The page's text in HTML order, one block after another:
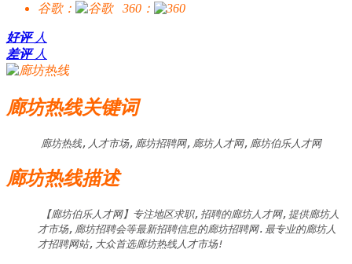
谷歌：
360：
好评 人
差评 人
廊坊热线关键词
廊坊热线,人才市场,廊坊招聘网,廊坊人才网,廊坊伯乐人才网
廊坊热线描述
【廊坊伯乐人才网】专注地区求职,招聘的廊坊人才网,提供廊坊人
才市场,廊坊招聘会等最新招聘信息的廊坊招聘网.最专业的廊坊人
才招聘网站,大众首选廊坊热线人才市场!